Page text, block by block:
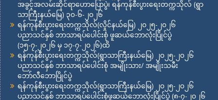
အခွင့်အလမ်းဆိုင်ရာဟောပြောပွဲ၊ ရန်ကုန်စီးပွားရေးတက္ကသိုလ် (ရွာ
သာကြီးနယ်မြေ) ၃၀-၆-၂၀၂၆
ရန်ကုန်စီးပွားရေးတက္ကသိုလ်(လှိုင်နယ်မြေ) ၂၀၂၅-၂၀၂၆
ပညာသင်နှစ် ဘာသာရပ်ပေါင်းစုံ ဖူဆယ်ဘောလုံးပြိုင်ပွဲ
(၁၅-၇-၂၀၂၆ မှ ၁၇-၇-၂၀၂၆)ထိ
ရန်ကုန်စီးပွားရေးတက္ကသိုလ်(ရွာသာကြီးနယ်မြေ) ၂၀၂၅-၂၀၂၆
ပညာသင်နှစ် ဘာသာရပ်ပေါင်းစုံ အမျိုးသား/ အမျိုးသမီး
ဘော်လီဘောပြိုင်ပွဲ
ရန်ကုန်စီးပွားရေးတက္ကသိုလ်(ရွာသာကြီးနယ်မြေ) ၂၀၂၅-၂၀၂၆
ပညာသင်နှစ် ဘာသာရပ်ပေါင်းစုံဖူဆယ်ဘောလုံးပြိုင်ပွဲ (၈-၇-၂၀၂၆